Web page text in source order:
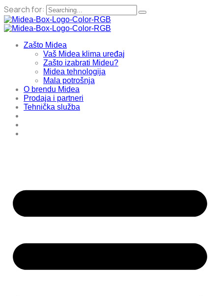
Search for:
Zašto Midea
Vaš Midea klima uređaj
Zašto izabrati Mideu?
Midea tehnologija
Mala potrošnja
O brendu Midea
Prodaja i partneri
Tehnička služba